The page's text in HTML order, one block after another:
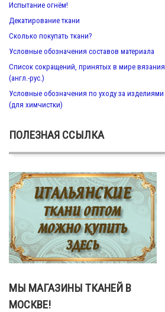
Испытание огнём!
Декатирование ткани
Сколько покупать ткани?
Условные обозначения составов материала
Список сокращений, принятых в мире вязания
(англ.-рус.)
Условные обозначения по уходу за изделиями
(для химчистки)
ПОЛЕЗНАЯ ССЫЛКА
МЫ МАГАЗИНЫ ТКАНЕЙ В
МОСКВЕ!